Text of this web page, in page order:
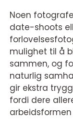
Noen
date-shoots
mulighet til å
sammen, og
naturlig
gir ekstra
fordi dere